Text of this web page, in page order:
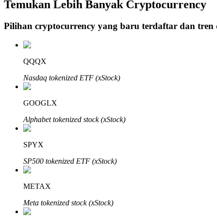
Penguncian BTR
Investasi eksklusif untuk pemegang BTR
Pinjaman
Layanan pinjaman yang didukung Crypto
Temukan Lebih Banyak Cryptocurrency
Pilihan cryptocurrency yang baru terdaftar dan tren
QQQX
Nasdaq tokenized ETF (xStock)
GOOGLX
Alphabet tokenized stock (xStock)
SPYX
SP500 tokenized ETF (xStock)
METAX
Meta tokenized stock (xStock)